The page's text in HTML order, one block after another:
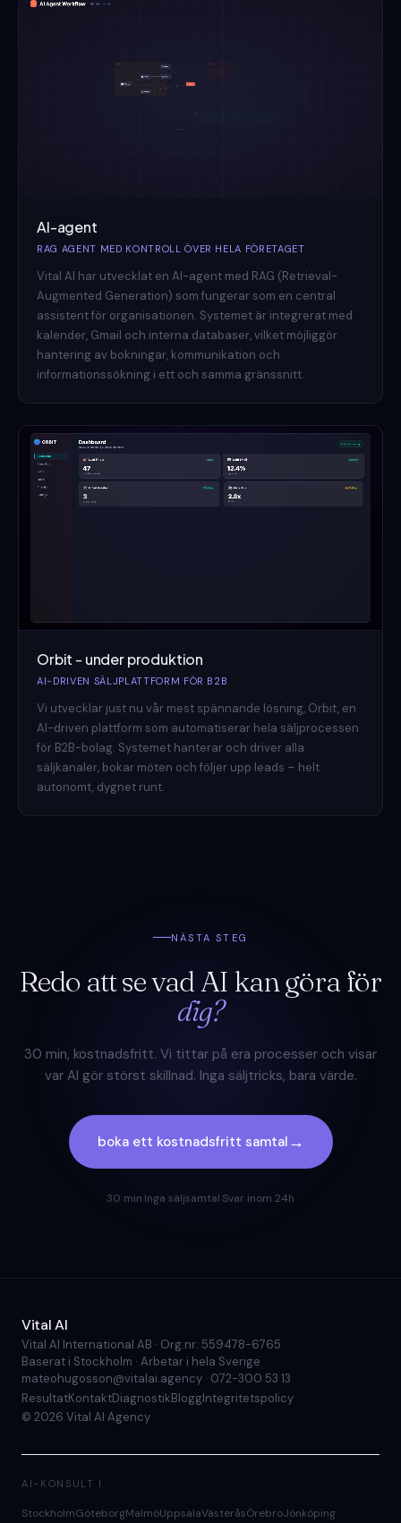
AI-agent
RAG AGENT MED KONTROLL ÖVER HELA FÖRETAGET
Vital AI har utvecklat en AI-agent med RAG (Retrieval-
Augmented Generation) som fungerar som en central
assistent för organisationen. Systemet är integrerat med
kalender, Gmail och interna databaser, vilket möjliggör
hantering av bokningar, kommunikation och
informationssökning i ett och samma gränssnitt.
Orbit - under produktion
AI-DRIVEN SÄLJPLATTFORM FÖR B2B
Vi utvecklar just nu vår mest spännande lösning, Orbit, en
AI-driven plattform som automatiserar hela säljprocessen
för B2B-bolag. Systemet hanterar och driver alla
säljkanaler, bokar möten och följer upp leads – helt
autonomt, dygnet runt.
NÄSTA STEG
Redo att se vad AI kan göra för
dig?
30 min, kostnadsfritt. Vi tittar på era processer och visar
var AI gör störst skillnad. Inga säljtricks, bara värde.
boka ett kostnadsfritt samtal →
30 min Inga säljsamtalSvar inom 24h
Vital AI
Vital AI International AB · Org.nr: 559478-6765
Baserat i Stockholm · Arbetar i hela Sverige
mateohugosson@vitalai.agency · 072-300 53 13
ResultatKontaktDiagnostikBloggIntegritetspolicy
© 2026 Vital AI Agency
AI-KONSULT I
StockholmGöteborgMalmöUppsalaVästeråsÖrebroJönköping